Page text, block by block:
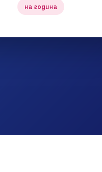
на година